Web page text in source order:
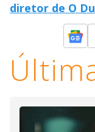
diretor de O